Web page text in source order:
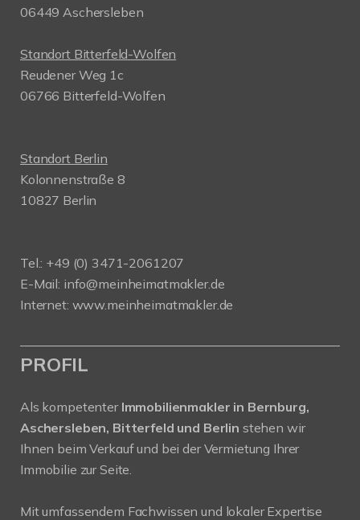
06449 Aschersleben
Standort Bitterfeld-Wolfen
Reudener Weg 1c
06766 Bitterfeld-Wolfen
Standort Berlin
Kolonnenstraße 8
10827 Berlin
Tel.: +49 (0) 3471-2061207
E-Mail: info@meinheimatmakler.de
Internet: www.meinheimatmakler.de
PROFIL
Als kompetenter Immobilienmakler in Bernburg,
Aschersleben, Bitterfeld und Berlin stehen wir
Ihnen beim Verkauf und bei der Vermietung Ihrer
Immobilie zur Seite.
Mit umfassendem Fachwissen und lokaler Expertise